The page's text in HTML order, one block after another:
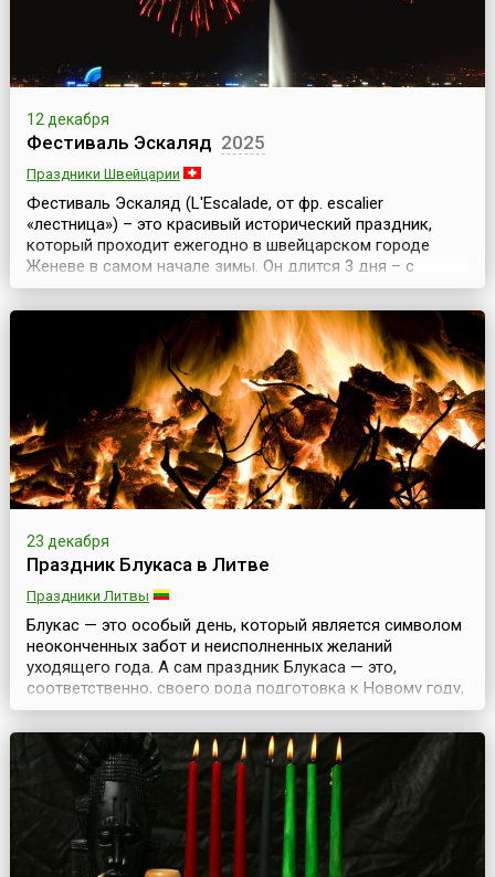
12 декабря
Фестиваль Эскаляд 2025
Праздники Швейцарии
Фестиваль Эскаляд (L'Escalade, от фр. escalier
«лестница») – это красивый исторический праздник,
который проходит ежегодно в швейцарском городе
Женеве в самом начале зимы. Он длится 3 дня – с
пятницы по воскресенье – в ближайшие от 11 декабря
выходные. Этот фестиваль посвящен победе горожан
над войском герцога Савойского и получению
независимости от Каролингов в 1602 году. Согласно
23 декабря
Праздник Блукаса в Литве
Праздники Литвы
Блукас — это особый день, который является символом
неоконченных забот и неисполненных желаний
уходящего года. А сам праздник Блукаса — это,
соответственно, своего рода подготовка к Новому году,
когда все старое, незаконченное и плохое надо
оставить в прошлом и приготовиться к новому,
хорошему.Надо сказать, что подобные праздники есть у
многих народов и свои особенности их празднования. В